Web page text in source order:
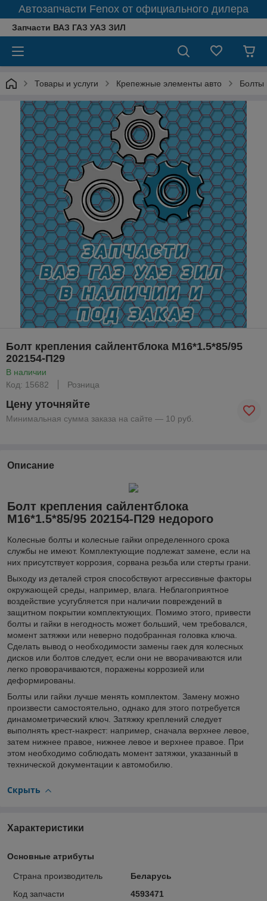
Автозапчасти Fenox от официального дилера
Запчасти ВАЗ ГАЗ УАЗ ЗИЛ
Товары и услуги Крепежные элементы авто Болты
Болт крепления сайлентблока М16*1.5*85/95
202154-П29
В наличии
Код: 15682
Розница
Цену уточняйте
Минимальная сумма заказа на сайте — 10 руб.
Описание
Болт крепления сайлентблока
М16*1.5*85/95 202154-П29 недорого
Колесные болты и колесные гайки определенного срока
службы не имеют. Комплектующие подлежат замене, если на
них присутствует коррозия, сорвана резьба или стерты грани.
Выходу из деталей строя способствуют агрессивные факторы
окружающей среды, например, влага. Неблагоприятное
воздействие усугубляется при наличии повреждений в
защитном покрытии комплектующих. Помимо этого, привести
болты и гайки в негодность может больший, чем требовался,
момент затяжки или неверно подобранная головка ключа.
Сделать вывод о необходимости замены гаек для колесных
дисков или болтов следует, если они не вворачиваются или
легко проворачиваются, поражены коррозией или
деформированы.
Болты или гайки лучше менять комплектом. Замену можно
произвести самостоятельно, однако для этого потребуется
динамометрический ключ. Затяжку креплений следует
выполнять крест-накрест: например, сначала верхнее левое,
затем нижнее правое, нижнее левое и верхнее правое. При
этом необходимо соблюдать момент затяжки, указанный в
технической документации к автомобилю.
Скрыть
Характеристики
Основные атрибуты
Страна производитель
Беларусь
Код запчасти
4593471